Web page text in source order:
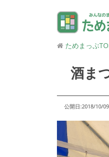
ためまっぷ
酒ま
公開日:2018/10/